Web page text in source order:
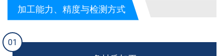
加工能力、精度与检测方式
01